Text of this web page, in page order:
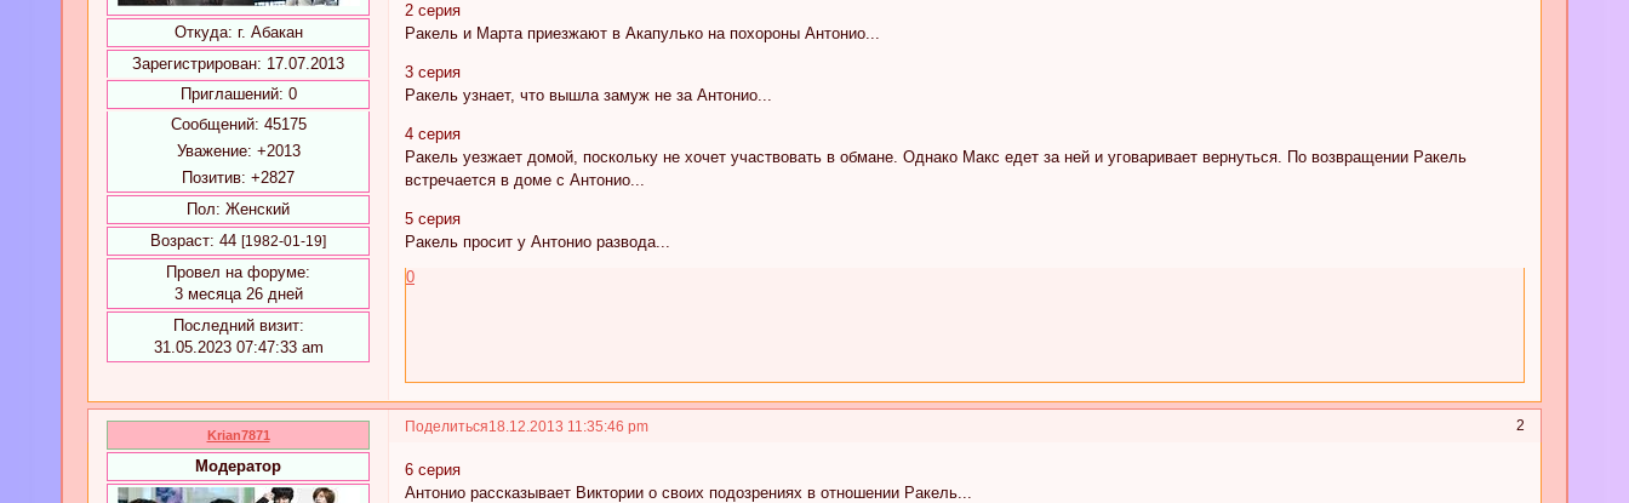
Откуда: г. Абакан
Зарегистрирован: 17.07.2013
Приглашений: 0
Сообщений: 45175
Уважение: +2013
Позитив: +2827
Пол: Женский
Возраст: 44 [1982-01-19]
Провел на форуме:
3 месяца 26 дней
Последний визит:
31.05.2023 07:47:33 am
2 серия
Ракель и Марта приезжают в Акапулько на похороны Антонио...
3 серия
Ракель узнает, что вышла замуж не за Антонио...
4 серия
Ракель уезжает домой, поскольку не хочет участвовать в обмане. Однако Макс едет за ней и уговаривает вернуться. По возвращении Ракель
встречается в доме с Антонио...
5 серия
Ракель просит у Антонио развода...
0
Поделиться 2
18.12.2013 11:35:46 pm
Krian7871
Модератор
6 серия
Антонио рассказывает Виктории о своих подозрениях в отношении Ракель...